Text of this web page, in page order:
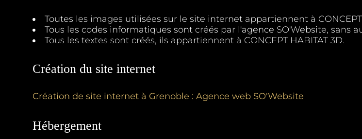
Toutes les images utilisées sur le site internet appartiennent à
Tous les codes informatiques sont créés par l'agence SO'Website, sans
Tous les textes sont créés, ils appartiennent à CONCEPT HABITAT 3D.
Création du site internet
Création de site internet à Grenoble : Agence web SO'Website
Hébergement